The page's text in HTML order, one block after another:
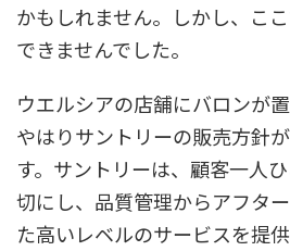
かもしれません。しかし、こ
できませんでした。
ウエルシアの店舗にバロンが置
やはりサントリーの販売方針
す。サントリーは、顧客一人
切にし、品質管理からアフタ
た高いレベルのサービスを提